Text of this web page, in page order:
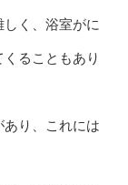
しく、浴室がに
ることもあり
り、これには